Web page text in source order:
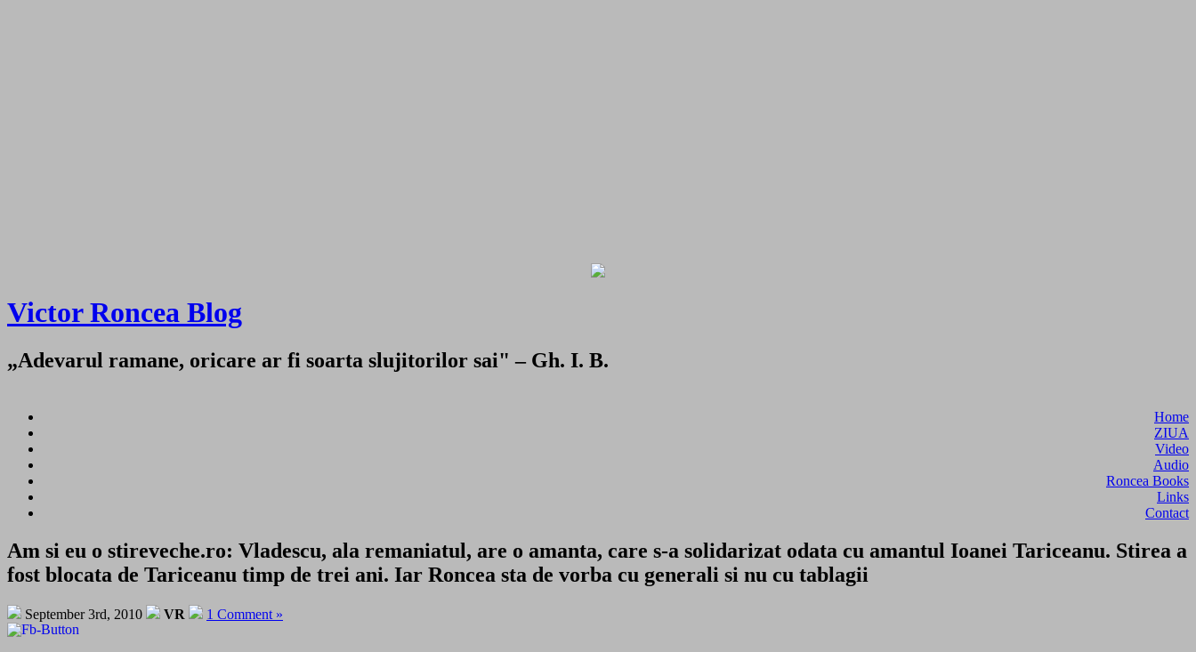
Victor Roncea Blog
„Adevarul ramane, oricare ar fi soarta slujitorilor sai" – Gh. I. B.
Home
ZIUA
Video
Audio
Roncea Books
Links
Contact
Am si eu o stireveche.ro: Vladescu, ala remaniatul, are o amanta, care s-a solidarizat odata cu amantul Ioanei Tariceanu. Stirea a
fost blocata de Tariceanu timp de trei ani. Iar Roncea sta de vorba cu generali si nu cu tablagii
September 3rd, 2010 VR 1 Comment »